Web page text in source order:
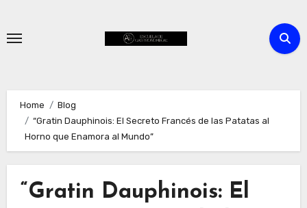
content
Home
Blog
“Gratin Dauphinois: El Secreto Francés de las Patatas al
Horno que Enamora al Mundo”
“Gratin Dauphinois: El